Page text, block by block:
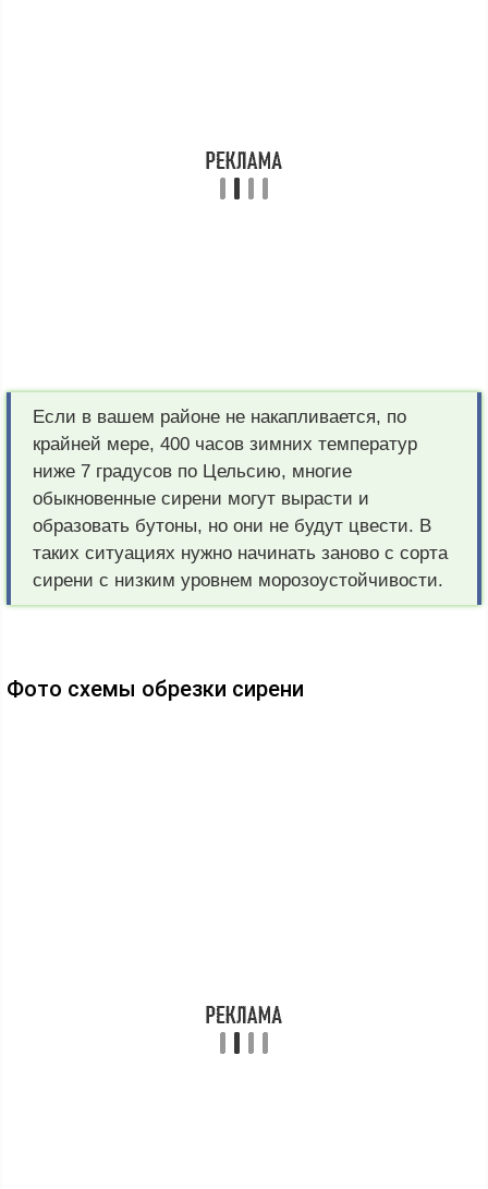
Если в вашем районе не накапливается, по
крайней мере, 400 часов зимних температур
ниже 7 градусов по Цельсию, многие
обыкновенные сирени могут вырасти и
образовать бутоны, но они не будут цвести. В
таких ситуациях нужно начинать заново с сорта
сирени с низким уровнем морозоустойчивости.
Фото схемы обрезки сирени